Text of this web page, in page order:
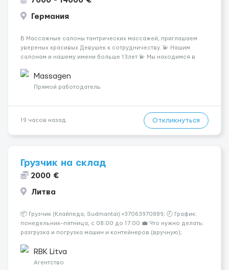
Германия
В Массажные салоны тантрических массажей, приглашаем
увереных красивых Девушек к сотрудничеству. 💫 Нашим
салонам и нашему имени больше 13лет 💫 Мы находимся в
заработная плата 💚Мы гарантируем Наличие работы. Поток 💝
incall / Out...
Massagen
Прямой работодатель
19 часов назад Откликнуться
Грузчик на склад
2000 €
Литва
📦 Грузчик (Клайпеда, Sudmantai) +37063970889; 🕗 График:
понедельник–пятница, с 08:00 до 17:00 💼 Что нужно делать:
разгрузка и погрузка машин и контейнеров (вручную);
выполнение других поручений заведующего складом. ✅
Требования: ...
RBK Litva
Агентство